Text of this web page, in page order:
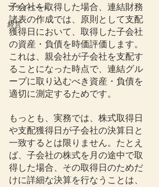
プライベート
経営
子会社を取得した場合、連結財務
諸表の作成では、原則として支配
獲得日において、取得した子会社
の資産・負債を時価評価します。
これは、親会社が子会社を支配す
ることになった時点で、連結グル
ープに取り込むべき資産・負債を
適切に測定するためです。
もっとも、実務では、株式取得日
や支配獲得日が子会社の決算日と
一致するとは限りません。たとえ
ば、子会社の株式を月の途中で取
得した場合、その取得日のためだ
けに詳細な決算を行なうことは、